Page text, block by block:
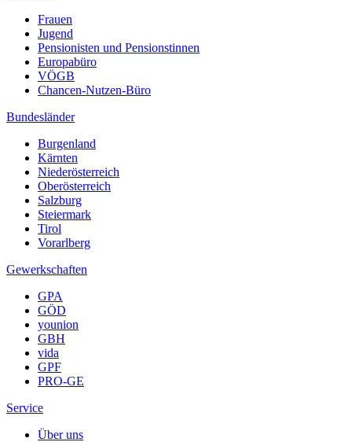
Frauen
Jugend
Pensionisten und Pensionstinnen
Europabüro
VÖGB
Chancen-Nutzen-Büro
Bundesländer
Burgenland
Kärnten
Niederösterreich
Oberösterreich
Salzburg
Steiermark
Tirol
Vorarlberg
Gewerkschaften
GPA
GÖD
younion
GBH
vida
GPF
PRO-GE
Service
Über uns